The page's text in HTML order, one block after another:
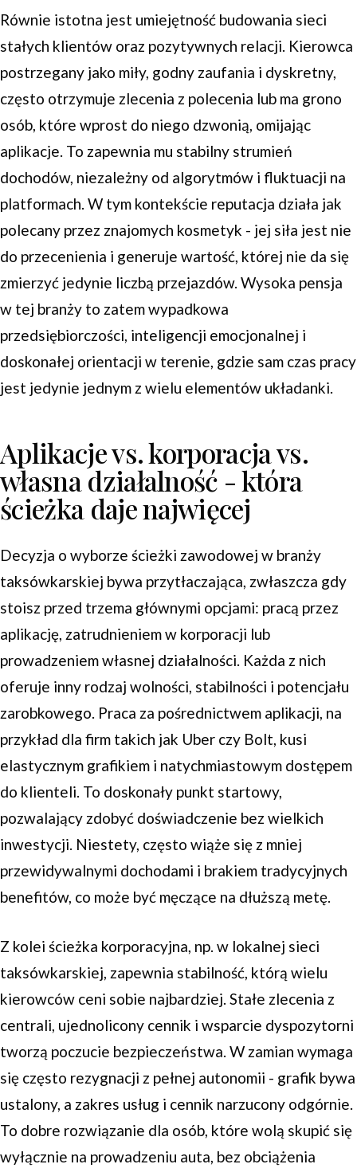
Równie istotna jest umiejętność budowania sieci
stałych klientów oraz pozytywnych relacji. Kierowca
postrzegany jako miły, godny zaufania i dyskretny,
często otrzymuje zlecenia z polecenia lub ma grono
osób, które wprost do niego dzwonią, omijając
aplikacje. To zapewnia mu stabilny strumień
dochodów, niezależny od algorytmów i fluktuacji na
platformach. W tym kontekście reputacja działa jak
polecany przez znajomych kosmetyk - jej siła jest nie
do przecenienia i generuje wartość, której nie da się
zmierzyć jedynie liczbą przejazdów. Wysoka pensja
w tej branży to zatem wypadkowa
przedsiębiorczości, inteligencji emocjonalnej i
doskonałej orientacji w terenie, gdzie sam czas pracy
jest jedynie jednym z wielu elementów układanki.
Aplikacje vs. korporacja vs.
własna działalność - która
ścieżka daje najwięcej
Decyzja o wyborze ścieżki zawodowej w branży
taksówkarskiej bywa przytłaczająca, zwłaszcza gdy
stoisz przed trzema głównymi opcjami: pracą przez
aplikację, zatrudnieniem w korporacji lub
prowadzeniem własnej działalności. Każda z nich
oferuje inny rodzaj wolności, stabilności i potencjału
zarobkowego. Praca za pośrednictwem aplikacji, na
przykład dla firm takich jak Uber czy Bolt, kusi
elastycznym grafikiem i natychmiastowym dostępem
do klienteli. To doskonały punkt startowy,
pozwalający zdobyć doświadczenie bez wielkich
inwestycji. Niestety, często wiąże się z mniej
przewidywalnymi dochodami i brakiem tradycyjnych
benefitów, co może być męczące na dłuższą metę.
Z kolei ścieżka korporacyjna, np. w lokalnej sieci
taksówkarskiej, zapewnia stabilność, którą wielu
kierowców ceni sobie najbardziej. Stałe zlecenia z
centrali, ujednolicony cennik i wsparcie dyspozytorni
tworzą poczucie bezpieczeństwa. W zamian wymaga
się często rezygnacji z pełnej autonomii - grafik bywa
ustalony, a zakres usług i cennik narzucony odgórnie.
To dobre rozwiązanie dla osób, które wolą skupić się
wyłącznie na prowadzeniu auta, bez obciążenia